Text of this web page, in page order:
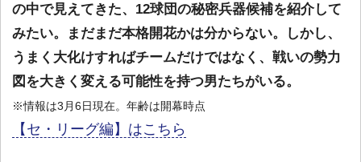
の中で見えてきた、12球団の秘密兵器候補を紹介して
みたい。まだまだ本格開花かは分からない。しかし、
うまく大化けすればチームだけではなく、戦いの勢力
図を大きく変える可能性を持つ男たちがいる。
※情報は3月6日現在。年齢は開幕時点
【セ・リーグ編】はこちら